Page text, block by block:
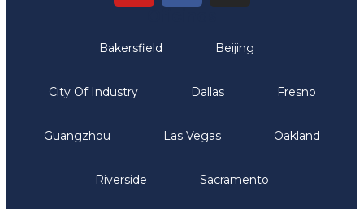
Bakersfield Beijing
City Of Industry Dallas Fresno
Guangzhou Las Vegas Oakland
Riverside Sacramento